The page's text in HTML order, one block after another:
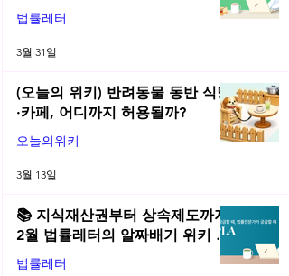
총정리! | 2026년 3월 네플라 법률
레터
법률레터
3월 31일
(오늘의 위키) 반려동물 동반 식당
·카페, 어디까지 허용될까?
오늘의위키
3월 13일
📚 지식재산권부터 상속제도까지,
2월 법률레터의 알짜배기 위키 모
음! | 2026년 2월 네플라 법률레터
법률레터